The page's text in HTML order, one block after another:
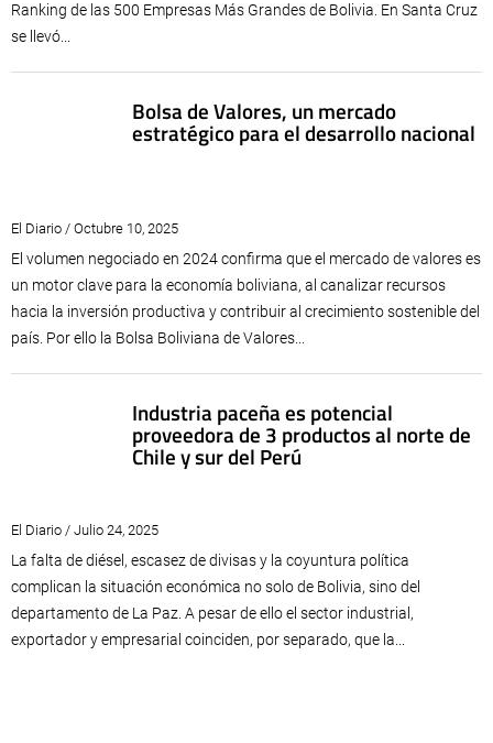
Ranking de las 500 Empresas Más Grandes de Bolivia. En Santa Cruz
se llevó...
Bolsa de Valores, un mercado
estratégico para el desarrollo nacional
El Diario / Octubre 10, 2025
El volumen negociado en 2024 confirma que el mercado de valores es
un motor clave para la economía boliviana, al canalizar recursos
hacia la inversión productiva y contribuir al crecimiento sostenible del
país. Por ello la Bolsa Boliviana de Valores...
Industria paceña es potencial
proveedora de 3 productos al norte de
Chile y sur del Perú
El Diario / Julio 24, 2025
La falta de diésel, escasez de divisas y la coyuntura política
complican la situación económica no solo de Bolivia, sino del
departamento de La Paz. A pesar de ello el sector industrial,
exportador y empresarial coinciden, por separado, que la...